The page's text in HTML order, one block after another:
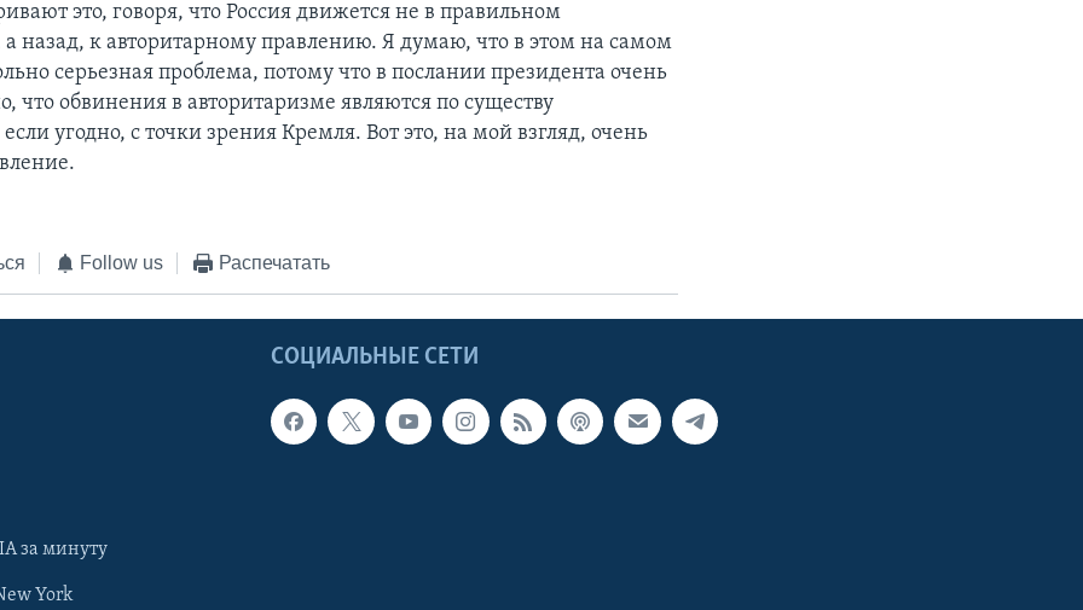
это, говоря, что Россия движется не в правильном
назад, к авторитарному правлению. Я думаю, что в этом на самом
серьезная проблема, потому что в послании президента очень
что обвинения в авторитаризме являются по существу
угодно, с точки зрения Кремля. Вот это, на мой взгляд, очень
Follow us Распечатать
СОЦИАЛЬНЫЕ СЕТИ
за минуту
York